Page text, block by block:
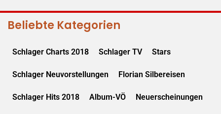
Beliebte Kategorien
Schlager Charts 2018 Schlager TV Stars
Schlager Neuvorstellungen Florian Silbereisen
Schlager Hits 2018 Album-VÖ Neuerscheinungen